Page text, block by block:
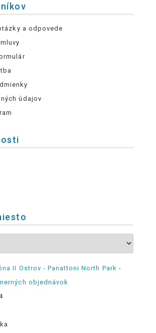
a odpovede
údajov
II Ostrov - Panattoni North Park -
objednávok